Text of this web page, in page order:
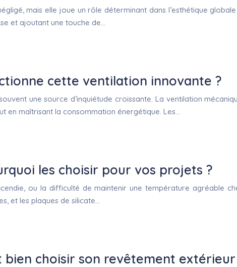
mais elle joue un rôle déterminant dans l’esthétique
et ajoutant une touche de…
cette ventilation innovante ?
une source d’inquiétude croissante. La ventilation
en maîtrisant la consommation énergétique. Les…
les choisir pour vos projets ?
ou la difficulté de maintenir une température agréable
et les plaques de silicate…
choisir son revêtement extérieur